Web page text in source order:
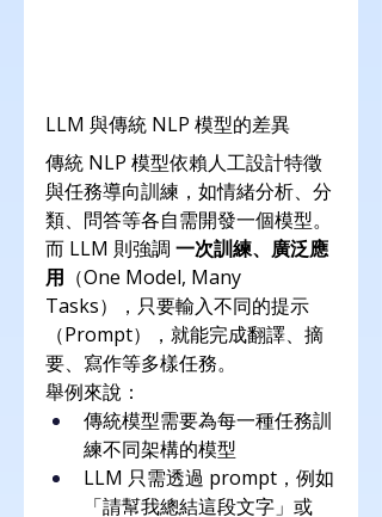
LLM 與傳統 NLP 模型的差異
傳統 NLP 模型依賴人工設計特徵
與任務導向訓練，如情緒分析、分
類、問答等各自需開發一個模型。
而 LLM 則強調 一次訓練、廣泛應
用 （One Model, Many
Tasks），只要輸入不同的提示
（Prompt），就能完成翻譯、摘
要、寫作等多樣任務。
舉例來說：
傳統模型需要為每一種任務訓
練不同架構的模型
LLM 只需透過 prompt，例如
「請幫我總結這段文字」或